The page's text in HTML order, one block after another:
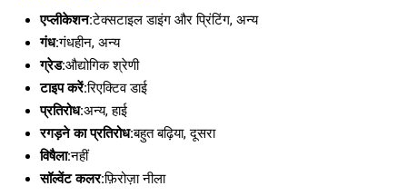
एप्लीकेशन:टेक्सटाइल डाइंग और प्रिंटिंग, अन्य
गंध:गंधहीन, अन्य
ग्रेड:औद्योगिक श्रेणी
टाइप करें:रिएक्टिव डाई
प्रतिरोध:अन्य, हाई
रगड़ने का प्रतिरोध:बहुत बढ़िया, दूसरा
विषैला:नहीं
सॉल्वेंट कलर:फ़िरोज़ा नीला